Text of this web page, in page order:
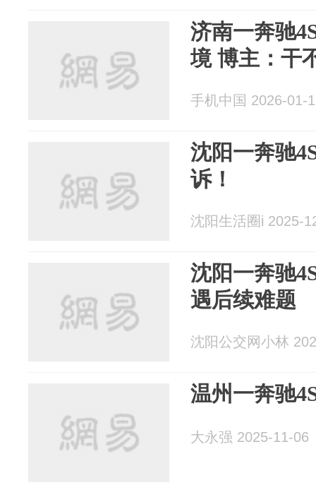
济南一奔驰
境 博主：干
手机中国 2026-01-
沈阳一奔驰
诉！
沈阳生活圈i 2025-
沈阳一奔驰
遇后续难题
沈阳公交网小林
温州一奔驰
大永强 2025-11-06